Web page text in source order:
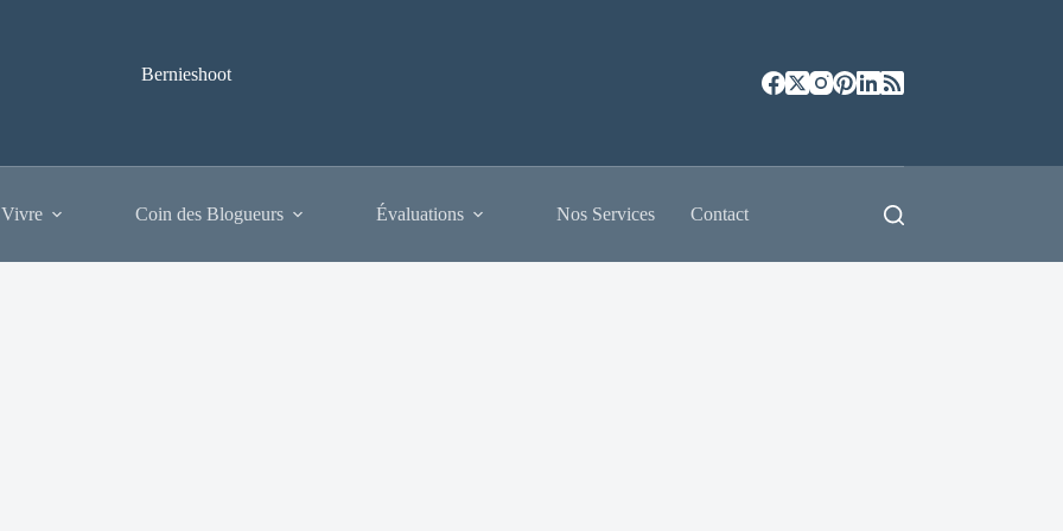
Bernieshoot
Coin des Blogueurs Évaluations Nos Services Contact